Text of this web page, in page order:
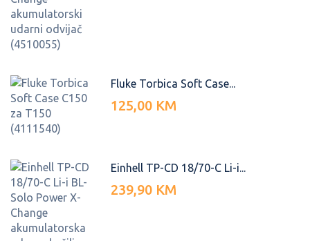
Fluke Torbica Soft Case...
125,00 KM
Einhell TP-CD 18/70-C Li-i...
239,90 KM